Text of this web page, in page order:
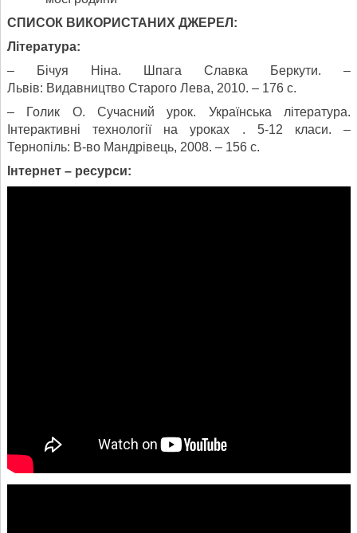
СПИСОК ВИКОРИСТАНИХ ДЖЕРЕЛ:
Література:
– Бічуя Ніна. Шпага Славка Беркути. –
Львів: Видавництво Старого Лева, 2010. – 176 с.
– Голик О. Сучасний урок. Українська література.
Інтерактивні технології на уроках . 5-12 класи. –
Тернопіль: В-во Мандрівець, 2008. – 156 с.
Інтернет – ресурси: